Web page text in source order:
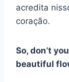
acredita
coração.
So, don’t
beautiful